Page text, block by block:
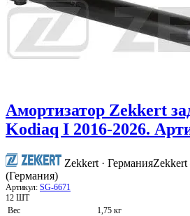
Амортизатор Zekkert
Kodiaq I 2016-2026.
Zekkert · Германия
(Германия)
Артикул: SG-6671
12 ШТ
Вес
1,75 кг